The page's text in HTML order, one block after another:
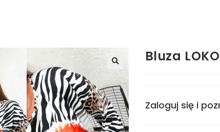
Bluza LOKO
Zaloguj się i